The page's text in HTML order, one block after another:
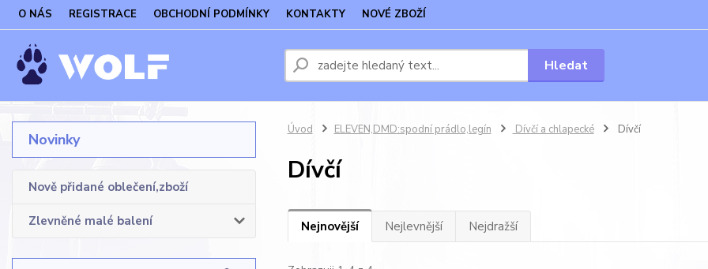
O NÁS REGISTRACE OBCHODNÍ PODMÍNKY KONTAKTY NOVÉ ZBOŽÍ
Hledat
Novinky
Nově přidané oblečení,zboží
Zlevněné malé balení
Úvod ELEVEN,DMD:spodní prádlo,legín Dívčí a chlapecké Dívčí
Dívčí
Nejnovější Nejlevnější Nejdražší